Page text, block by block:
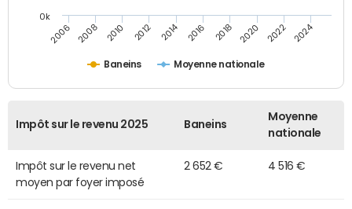
Baneins Moyenne nationale
2006 2008 2010 2012 2014 2016 2018 2020 2022 2024
0k
Impôt sur le revenu 2025 Baneins
Moyenne
nationale
Impôt sur le revenu net
moyen par foyer imposé
2 652 € 4 516 €